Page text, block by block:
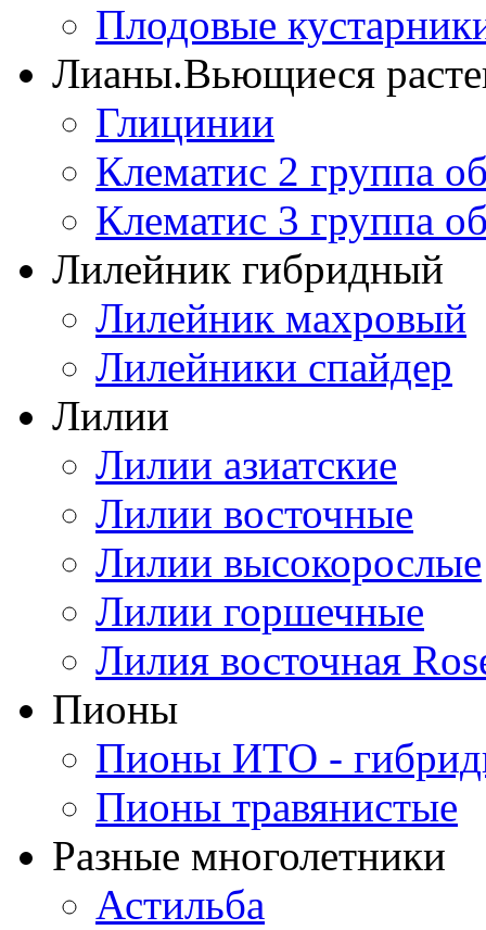
Плодовые
Лианы.Вьющиеся
Глицинии
Клематис 2 группа
Клематис 3 группа
Лилейник гибридный
Лилейник махровый
Лилейники спайдер
Лилии
Лилии азиатские
Лилии восточные
Лилии высокорослые
Лилии горшечные
Лилия восточная
Пионы
Пионы ИТО -
Пионы травянистые
Разные многолетники
Астильба